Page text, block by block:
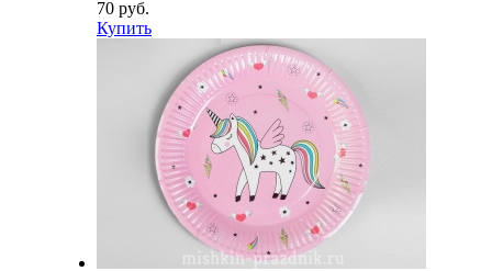
70 руб.
Купить